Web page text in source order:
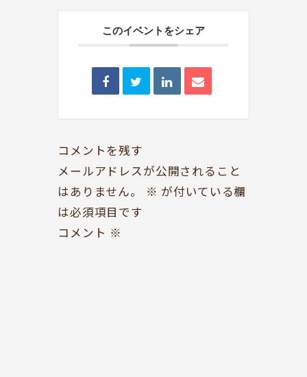
CAFE
開いてる？
SCHEDULE AUDIO
ドッグセラピー
KOKORO SUPPORT
イベント情報
このイベントをシェア
コメントを残す
メールアドレスが公開されること
はありません。
※ が付いている欄
は必須項目です
コメント ※